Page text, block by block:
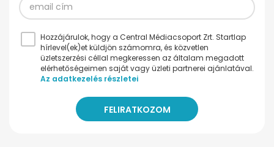
Hozzájárulok, hogy a Central Médiacsoport Zrt. Startlap
hírlevel(ek)et küldjön számomra, és közvetlen
üzletszerzési céllal megkeressen az általam megadott
elérhetőségeimen saját vagy üzleti partnerei ajánlatával.
Az adatkezelés részletei